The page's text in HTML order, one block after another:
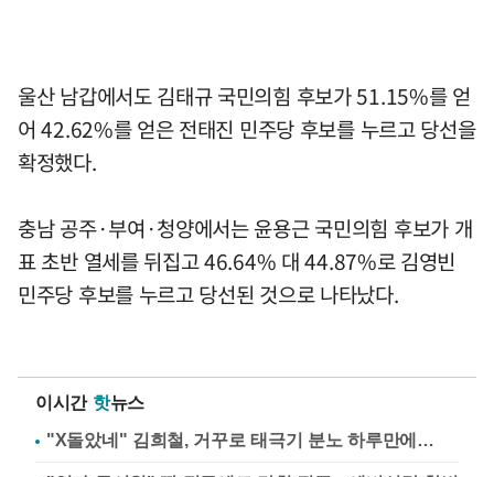
울산 남갑에서도 김태규 국민의힘 후보가 51.15%를 얻
어 42.62%를 얻은 전태진 민주당 후보를 누르고 당선을
확정했다.
충남 공주·부여·청양에서는 윤용근 국민의힘 후보가 개
표 초반 열세를 뒤집고 46.64% 대 44.87%로 김영빈
민주당 후보를 누르고 당선된 것으로 나타났다.
이시간 핫뉴스
"X돌았네" 김희철, 거꾸로 태극기 분노 하루만에…